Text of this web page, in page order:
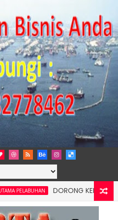
DORONG KEMANDIRIAN
Operasikan Alat Pemindai Peti